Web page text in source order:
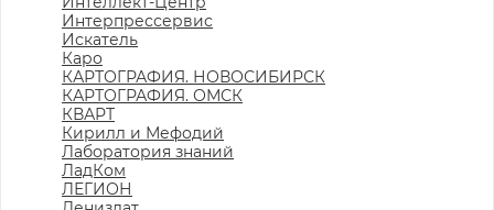
Интерпрессервис
Искатель
Каро
КАРТОГРАФИЯ. НОВОСИБИРСК
КАРТОГРАФИЯ. ОМСК
КВАРТ
Кирилл и Мефодий
Лаборатория знаний
ЛадКом
ЛЕГИОН